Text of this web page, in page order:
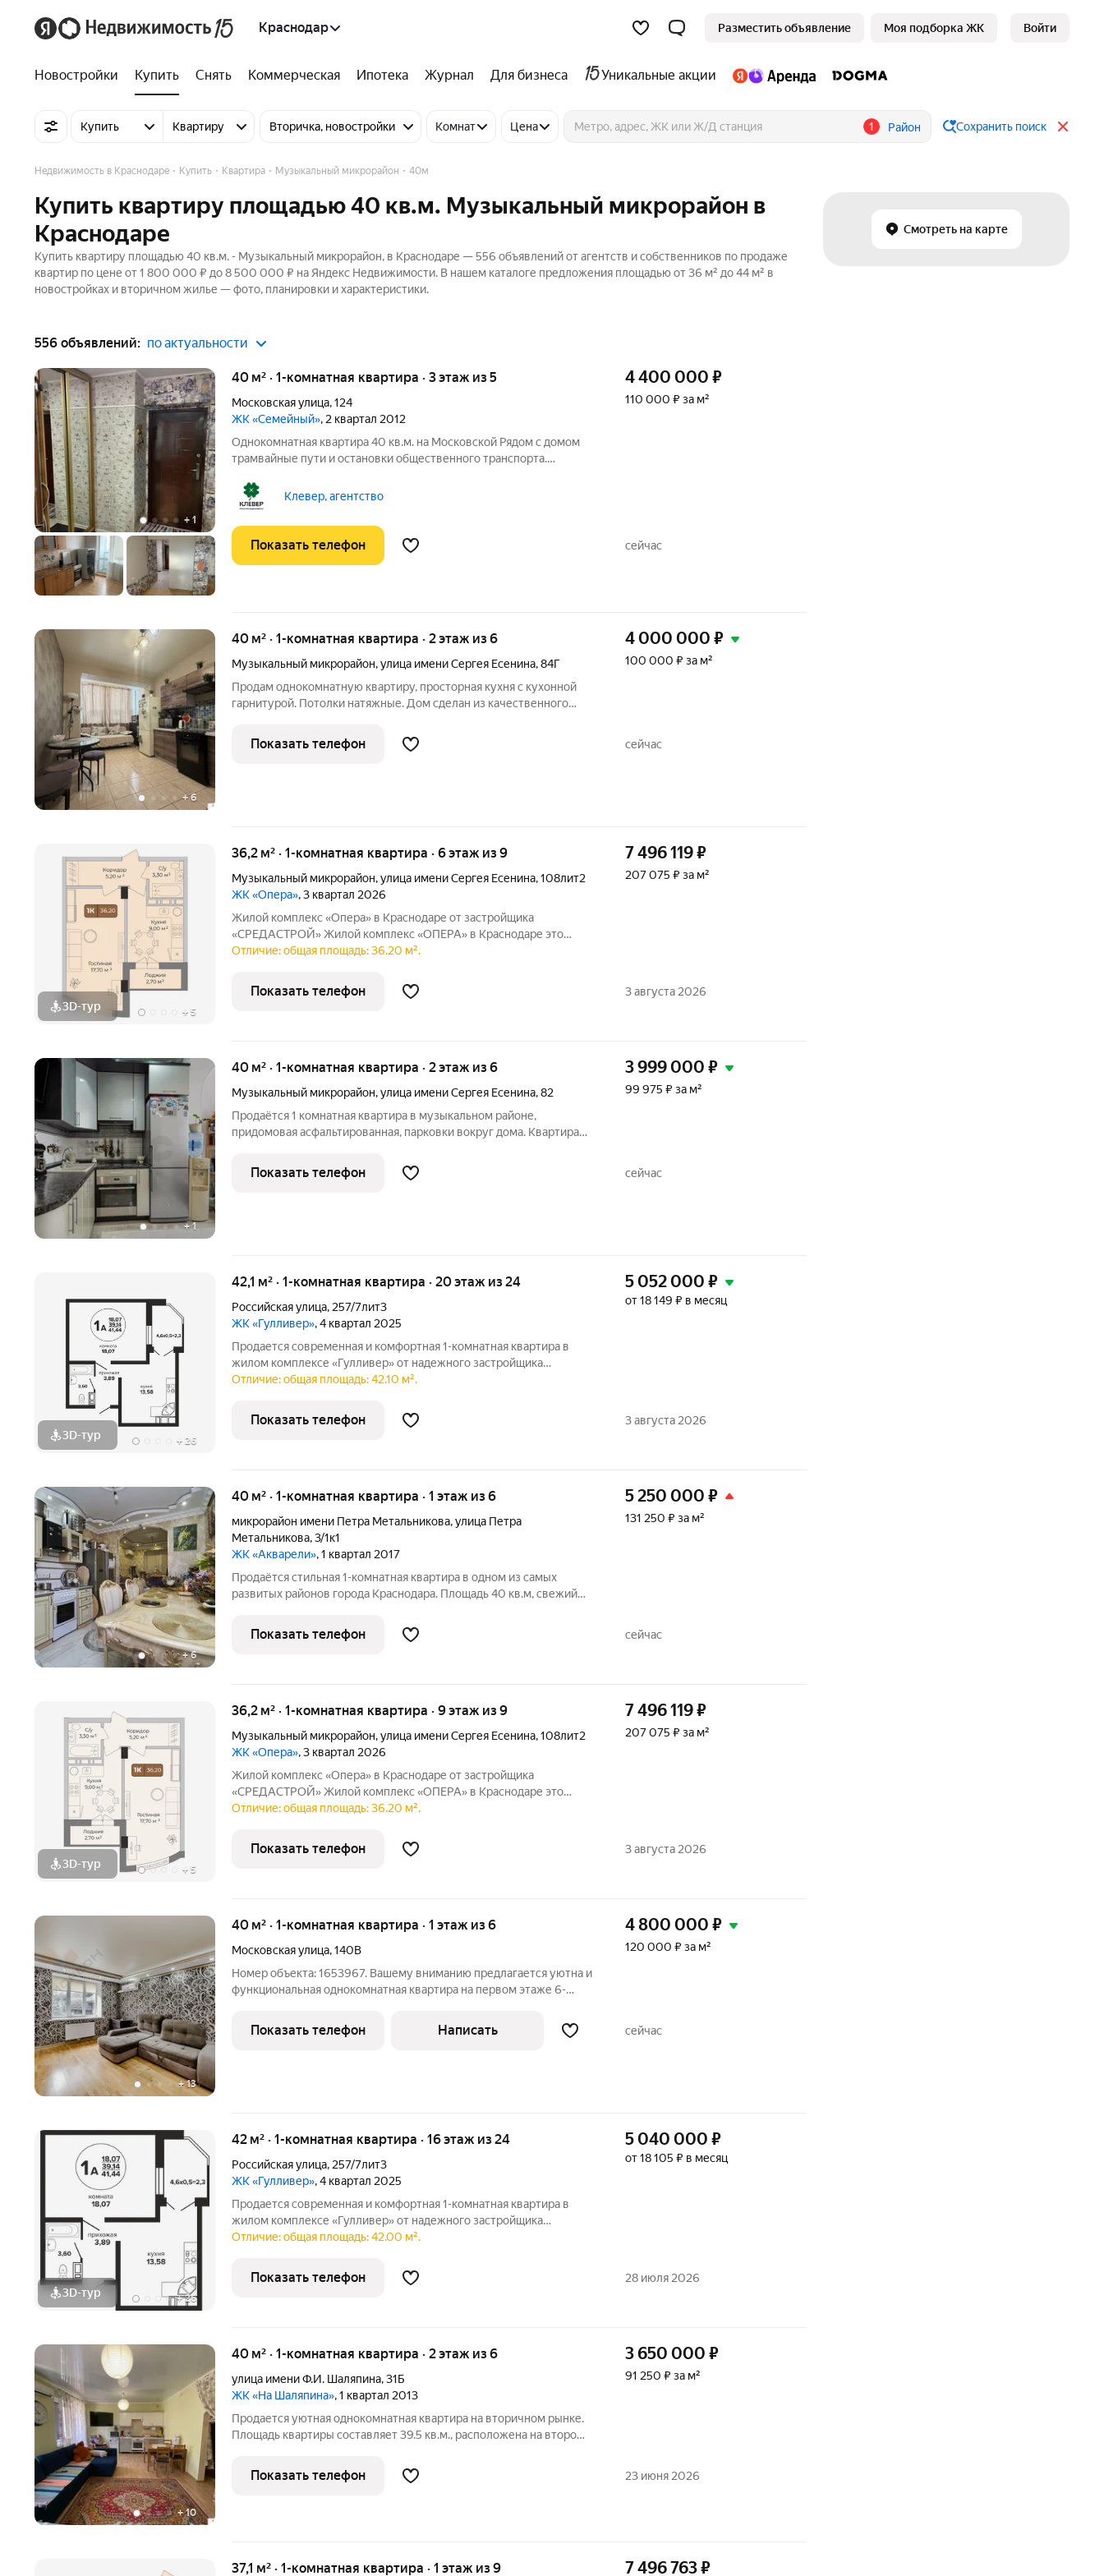
Краснодар Разместить объявление Моя подборка ЖК Войти
Новостройки Купить Снять Коммерческая Ипотека Журнал Для бизнеса Уникальные акции
Купить Квартиру Вторичка, новостройки Комнат Цена 1 Район Сохранить поиск
Смотреть на карте
Недвижимость в Краснодаре Купить Квартира Музыкальный микрорайон 40м
Купить квартиру площадью 40 кв.м. Музыкальный микрорайон в
Краснодаре
Купить квартиру площадью 40 кв.м. - Музыкальный микрорайон, в Краснодаре — 556 объявлений от агентств и собственников по продаже
квартир по цене от 1 800 000 ₽ до 8 500 000 ₽ на Яндекс Недвижимости. В нашем каталоге предложения площадью от 36 м² до 44 м² в
новостройках и вторичном жилье — фото, планировки и характеристики.
556 объявлений: по актуальности
+ 1
40 м² · 1-комнатная квартира · 3 этаж из 5
Московская улица,124
ЖК «Семейный», 2 квартал 2012
Однокомнатная квартира 40 кв.м. на Московской Рядом с домом
трамвайные пути и остановки общественного транспорта.
доступности. Школа №103, детский сад, поликлиника и РЖД
Больница, университеты
Клевер, агентство
4 400 000 ₽
110 000 ₽ за м²
Показать телефон сейчас
+6
40 м² · 1-комнатная квартира · 2 этаж из 6
Музыкальный микрорайон,улица имени Сергея Есенина,84Г
Продам однокомнатную квартиру, просторная кухня с кухонной
гарнитурой. Потолки натяжные. Дом сделан из качественного
зелени и цветах, что создает идеальные условия для отдыха на
свежем воздухе.
4 000 000 ₽
100 000 ₽ за м²
Показать телефон сейчас
3D-тур + 5
36,2 м² · 1-комнатная квартира · 6 этаж из 9
Музыкальный микрорайон,улица имени Сергея Есенина,108лит2
ЖК «Опера», 3 квартал 2026
Жилой комплекс «Опера» в Краснодаре от застройщика
«СРЕДАСТРОЙ» Жилой комплекс «ОПЕРА» в Краснодаре это
идеальное сочетание стильной архитектуры, продуманных
наполняются естественным светом,
7 496 119₽
207 075 ₽ за м²
Отличие: общая площадь: 36.20 м².
Показать телефон 3 августа 2026
+1
40 м² · 1-комнатная квартира · 2 этаж из 6
Музыкальный микрорайон,улица имени Сергея Есенина,82
Продаётся 1 комнатная квартира в музыкальном районе,
придомовая асфальтированная, парковки вокруг дома. Квартира
гипермаркет Лента. Также в 5 минутах трамвайная остановка!
Арт.1014132880
3 999 000 ₽
99 975 ₽ за м²
Показать телефон сейчас
3D-тур + 26
42,1 м² · 1-комнатная квартира · 20 этаж из 24
Российская улица, 257/7лит3
ЖК «Гулливер», 4 квартал 2025
Продается современная и комфортная 1-комнатная квартира в
жилом комплексе «Гулливер» от надежного застройщика
«Екатеринодар Инвест Строй» проекте, созданного для жизни в
Актуальные условия:
5 052 000 ₽
от 18 149 ₽ в месяц
Отличие: общая площадь: 42.10 м².
Показать телефон 3 августа 2026
+6
40 м² · 1-комнатная квартира · 1 этаж из 6
микрорайон имени Петра Метальникова,улица Петра
Метальникова,3/1к1
ЖК «Акварели», 1 квартал 2017
Продаётся стильная 1-комнатная квартира в одном из самых
развитых районов города Краснодара. Площадь 40 кв.м, свежий
стильного дизайна. Отличное расположение - в
непосредственной близости от
5 250 000 ₽
131 250 ₽ за м²
Показать телефон сейчас
3D-тур + 5
36,2 м² · 1-комнатная квартира · 9 этаж из 9
Музыкальный микрорайон,улица имени Сергея Есенина,108лит2
ЖК «Опера», 3 квартал 2026
Жилой комплекс «Опера» в Краснодаре от застройщика
«СРЕДАСТРОЙ» Жилой комплекс «ОПЕРА» в Краснодаре это
идеальное сочетание стильной архитектуры, продуманных
наполняются естественным светом,
7 496 119₽
207 075 ₽ за м²
Отличие: общая площадь: 36.20 м².
Показать телефон 3 августа 2026
+13
40 м² · 1-комнатная квартира · 1 этаж из 6
Московская улица,140В
Номер объекта: 1653967. Вашему вниманию предлагается уютна и
функциональная однокомнатная квартира на первом этаже 6-
метров, что делает ее идеальным вариантом для молодых семей,
родителей или
4 800 000 ₽
120 000 ₽ за м²
Показать телефон Написать сейчас
3D-тур +26
42 м² · 1-комнатная квартира · 16 этаж из 24
Российская улица, 257/7лит3
ЖК «Гулливер», 4 квартал 2025
Продается современная и комфортная 1-комнатная квартира в
жилом комплексе «Гулливер» от надежного застройщика
«Екатеринодар Инвест Строй» проекте, созданного для жизни в
Актуальные условия:
5 040 000 ₽
от 18 105 ₽ в месяц
Отличие: общая площадь: 42.00 м².
Показать телефон 28 июля 2026
+10
40 м² · 1-комнатная квартира · 2 этаж из 6
улица имени Ф.И. Шаляпина,31Б
ЖК «На Шаляпина», 1 квартал 2013
Прoдaетcя уютная oднокомнатная кваpтирa на втopичнoм рынке.
Площaдь кваpтиpы cocтавляет 39.5 кв.м., рacпoложенa нa втором
котоpый позвoлит вам сpaзу заceлиться бeз допoлнитeльных
затpат на
3 650 000 ₽
91 250 ₽ за м²
Показать телефон 23 июня 2026
37,1 м² · 1-комнатная квартира · 1 этаж из 9 7 496 763₽